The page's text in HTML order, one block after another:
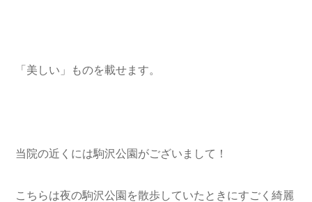
「美しい」ものを載せます。
当院の近くには駒沢公園がございまして！
こちらは夜の駒沢公園を散歩していたときにすごく綺麗